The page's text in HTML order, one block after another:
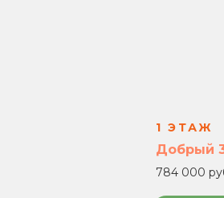
1 ЭТАЖ
Добрый
784 000